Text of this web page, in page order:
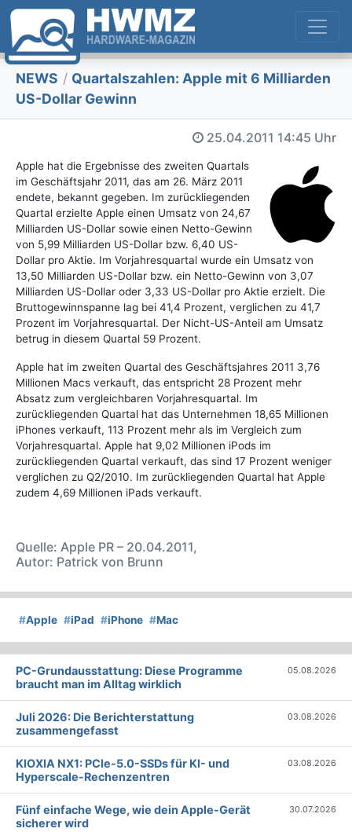
NEWS / Quartalszahlen: Apple mit 6 Milliarden
US-Dollar Gewinn
25.04.2011 14:45 Uhr
Apple hat die Ergebnisse des zweiten Quartals
im Geschäftsjahr 2011, das am 26. März 2011
endete, bekannt gegeben. Im zurückliegenden
Quartal erzielte Apple einen Umsatz von 24,67
Milliarden US-Dollar sowie einen Netto-Gewinn
von 5,99 Milliarden US-Dollar bzw. 6,40 US-
Dollar pro Aktie. Im Vorjahresquartal wurde ein Umsatz von
13,50 Milliarden US-Dollar bzw. ein Netto-Gewinn von 3,07
Milliarden US-Dollar oder 3,33 US-Dollar pro Aktie erzielt. Die
Bruttogewinnspanne lag bei 41,4 Prozent, verglichen zu 41,7
Prozent im Vorjahresquartal. Der Nicht-US-Anteil am Umsatz
betrug in diesem Quartal 59 Prozent.
Apple hat im zweiten Quartal des Geschäftsjahres 2011 3,76
Millionen Macs verkauft, das entspricht 28 Prozent mehr
Absatz zum vergleichbaren Vorjahresquartal. Im
zurückliegenden Quartal hat das Unternehmen 18,65 Millionen
iPhones verkauft, 113 Prozent mehr als im Vergleich zum
Vorjahresquartal. Apple hat 9,02 Millionen iPods im
zurückliegenden Quartal verkauft, das sind 17 Prozent weniger
verglichen zu Q2/2010. Im zurückliegenden Quartal hat Apple
zudem 4,69 Millionen iPads verkauft.
Quelle: Apple PR – 20.04.2011,
Autor: Patrick von Brunn
#Apple #iPad #iPhone #Mac
PC-Grundausstattung: Diese Programme
braucht man im Alltag wirklich
05.08.2026
Juli 2026: Die Bericht­erstattung
zusammengefasst
03.08.2026
KIOXIA NX1: PCIe-5.0-SSDs für KI- und
Hyperscale-Rechenzentren
03.08.2026
Fünf einfache Wege, wie dein Apple-Gerät
sicherer wird
30.07.2026